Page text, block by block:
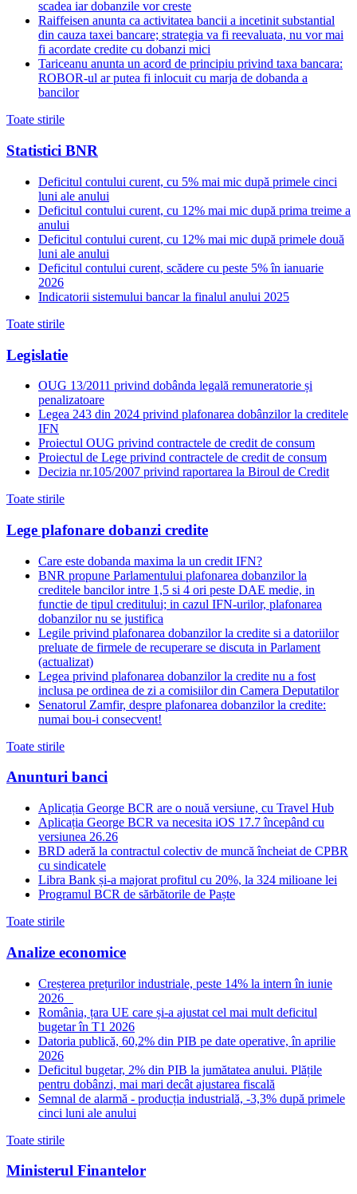
scadea iar dobanzile vor creste
Raiffeisen anunta ca activitatea bancii a incetinit substantial
din cauza taxei bancare; strategia va fi reevaluata, nu vor mai
fi acordate credite cu dobanzi mici
Tariceanu anunta un acord de principiu privind taxa bancara:
ROBOR-ul ar putea fi inlocuit cu marja de dobanda a
bancilor
Toate stirile
Statistici BNR
Deficitul contului curent, cu 5% mai mic după primele cinci
luni ale anului
Deficitul contului curent, cu 12% mai mic după prima treime a
anului
Deficitul contului curent, cu 12% mai mic după primele două
luni ale anului
Deficitul contului curent, scădere cu peste 5% în ianuarie
2026
Indicatorii sistemului bancar la finalul anului 2025
Toate stirile
Legislatie
OUG 13/2011 privind dobânda legală remuneratorie și
penalizatoare
Legea 243 din 2024 privind plafonarea dobânzilor la creditele
IFN
Proiectul OUG privind contractele de credit de consum
Proiectul de Lege privind contractele de credit de consum
Decizia nr.105/2007 privind raportarea la Biroul de Credit
Toate stirile
Lege plafonare dobanzi credite
Care este dobanda maxima la un credit IFN?
BNR propune Parlamentului plafonarea dobanzilor la
creditele bancilor intre 1,5 si 4 ori peste DAE medie, in
functie de tipul creditului; in cazul IFN-urilor, plafonarea
dobanzilor nu se justifica
Legile privind plafonarea dobanzilor la credite si a datoriilor
preluate de firmele de recuperare se discuta in Parlament
(actualizat)
Legea privind plafonarea dobanzilor la credite nu a fost
inclusa pe ordinea de zi a comisiilor din Camera Deputatilor
Senatorul Zamfir, despre plafonarea dobanzilor la credite:
numai bou-i consecvent!
Toate stirile
Anunturi banci
Aplicația George BCR are o nouă versiune, cu Travel Hub
Aplicația George BCR va necesita iOS 17.7 începând cu
versiunea 26.26
BRD aderă la contractul colectiv de muncă încheiat de CPBR
cu sindicatele
Libra Bank și-a majorat profitul cu 20%, la 324 milioane lei
Programul BCR de sărbătorile de Paște
Toate stirile
Analize economice
Creșterea prețurilor industriale, peste 14% la intern în iunie
2026
România, țara UE care și-a ajustat cel mai mult deficitul
bugetar în T1 2026
Datoria publică, 60,2% din PIB pe date operative, în aprilie
2026
Deficitul bugetar, 2% din PIB la jumătatea anului. Plățile
pentru dobânzi, mai mari decât ajustarea fiscală
Semnal de alarmă - producția industrială, -3,3% după primele
cinci luni ale anului
Toate stirile
Ministerul Finantelor